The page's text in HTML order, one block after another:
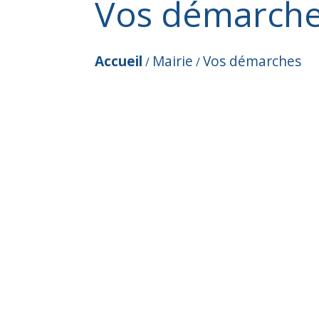
Vos
Accueil / Mairie /Vos démarches